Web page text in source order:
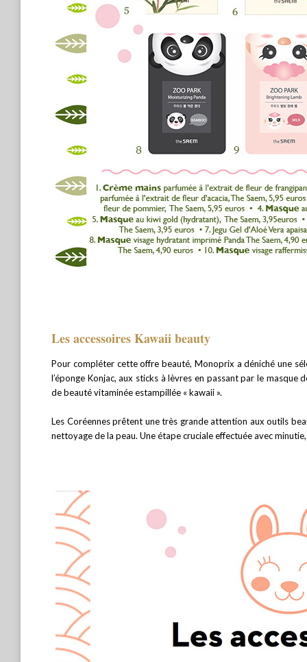
Les accessoires Kawaii beauty
Pour compléter cette offre beauté, Monoprix a déniché une
l’éponge Konjac, aux sticks à lèvres en passant par le
de beauté vitaminée estampillée « kawaii ».
Les Coréennes prêtent une très grande attention aux outils
nettoyage de la peau. Une étape cruciale effectuée avec